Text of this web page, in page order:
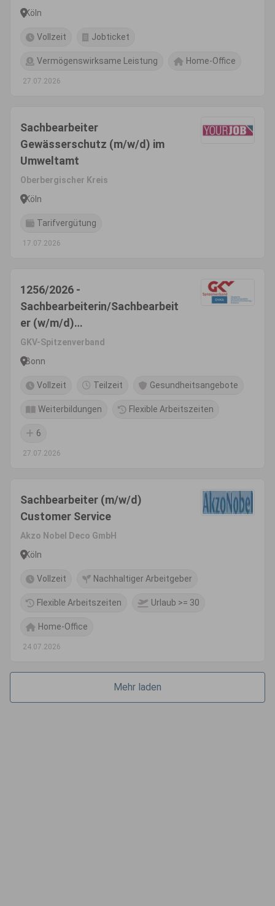
Köln
Vollzeit Jobticket
Vermögenswirksame Leistung Home-Office
27.07.2026
Sachbearbeiter
Gewässerschutz (m/w/d) im
Umweltamt
Oberbergischer Kreis
Köln
Tarifvergütung
17.07.2026
1256/2026 -
Sachbearbeiterin/Sachbearbeit
er (w/m/d)
Ausnahmevereinbarungen
GKV-Spitzenverband
Bonn
Vollzeit Teilzeit Gesundheitsangebote
Weiterbildungen Flexible Arbeitszeiten
6
27.07.2026
Sachbearbeiter (m/w/d)
Customer Service
Akzo Nobel Deco GmbH
Köln
Vollzeit Nachhaltiger Arbeitgeber
Flexible Arbeitszeiten Urlaub >= 30
Home-Office
24.07.2026
Mehr laden